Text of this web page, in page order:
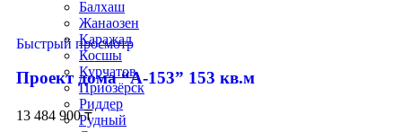
Балхаш
Жанаозен
Каражал
Косшы
Курчатов
Приозёрск
Риддер
Рудный
Быстрый просмотр
Проект дома “А-153” 153 кв.м
13 484 900₸